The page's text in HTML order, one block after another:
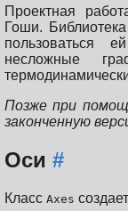
Проектная
Гоши. Библиотека
пользоваться
несложные
Позже при
законченную
Оси #
Класс Axes